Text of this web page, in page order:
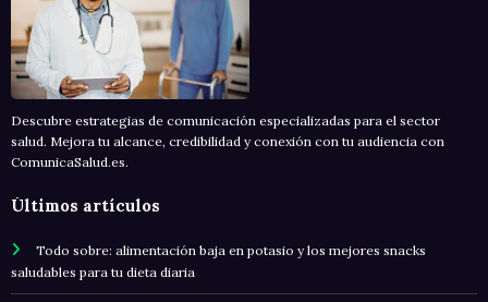
Descubre estrategias de comunicación especializadas para el sector
salud. Mejora tu alcance, credibilidad y conexión con tu audiencia con
ComunicaSalud.es.
Últimos artículos
Todo sobre: alimentación baja en potasio y los mejores snacks
saludables para tu dieta diaria